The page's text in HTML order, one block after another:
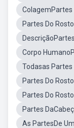
ColagemPartes
Partes Do
Corpo
Todasas Partes
Partes Do
Partes Do
Partes
As PartesDe